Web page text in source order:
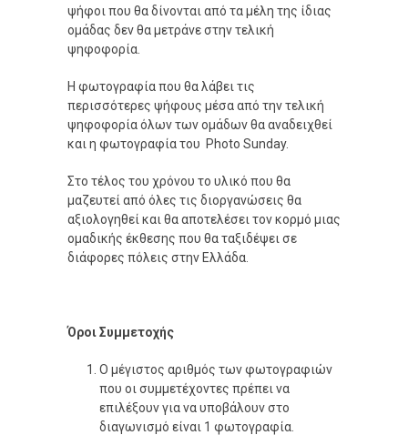
ψήφοι που θα δίνονται από τα μέλη της ίδιας
ομάδας δεν θα μετράνε στην τελική
ψηφοφορία.
Η φωτογραφία που θα λάβει τις
περισσότερες ψήφους μέσα από την τελική
ψηφοφορία όλων των ομάδων θα αναδειχθεί
και η φωτογραφία του Photo Sunday.
Στο τέλος του χρόνου το υλικό που θα
μαζευτεί από όλες τις διοργανώσεις θα
αξιολογηθεί και θα αποτελέσει τον κορμό μιας
ομαδικής έκθεσης που θα ταξιδέψει σε
διάφορες πόλεις στην Ελλάδα.
Όροι Συμμετοχής
Ο μέγιστος αριθμός των φωτογραφιών
που οι συμμετέχοντες πρέπει να
επιλέξουν για να υποβάλουν στο
διαγωνισμό είναι 1 φωτογραφία.